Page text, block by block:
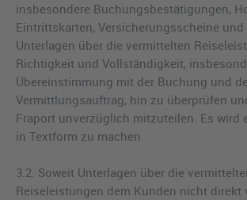
insbesondere Buchungsbestätigungen,
Eintrittskarten, Versicherungsscheine
Unterlagen über die vermittelten
Richtigkeit und Vollständigkeit,
Übereinstimmung mit der Buchung und
Vermittlungsauftrag, hin zu überprüfen
Fraport unverzüglich mitzuteilen. Es wird
in Textform zu machen
3.2. Soweit Unterlagen über die
Reiseleistungen dem Kunden nicht direkt